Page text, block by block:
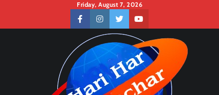
content
Friday, August 7, 2026
facebookinstagramtwitteryoutube